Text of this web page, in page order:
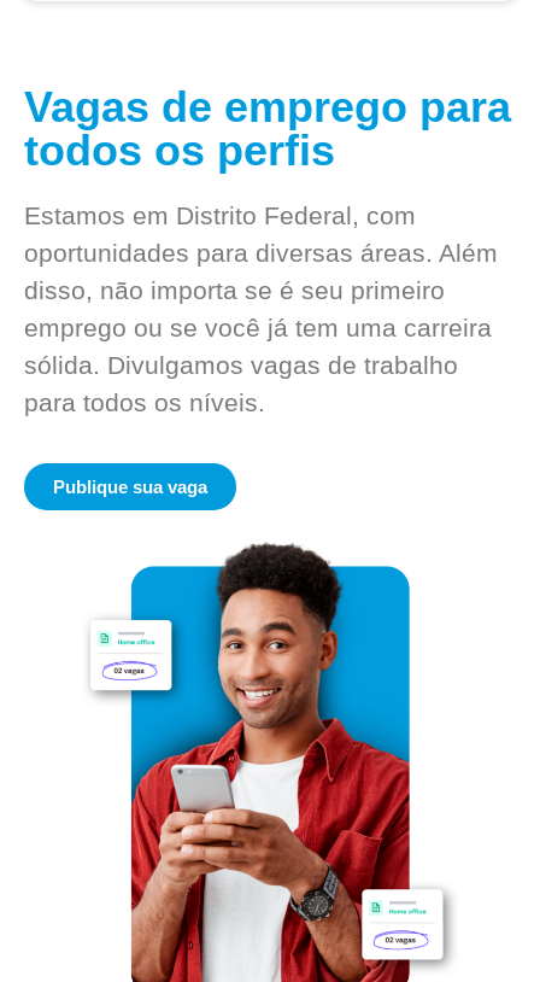
Vagas de emprego para
todos os perfis
Estamos em Distrito Federal, com
oportunidades para diversas áreas. Além
disso, não importa se é seu primeiro
emprego ou se você já tem uma carreira
sólida. Divulgamos vagas de trabalho
para todos os níveis.
Publique sua vaga